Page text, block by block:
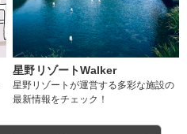
星野リゾートWalker
星野リゾートが運営する多彩な施設の
最新情報をチェック！